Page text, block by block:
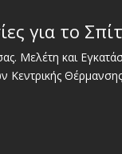
για το
Μελέτη και
Κεντρικής